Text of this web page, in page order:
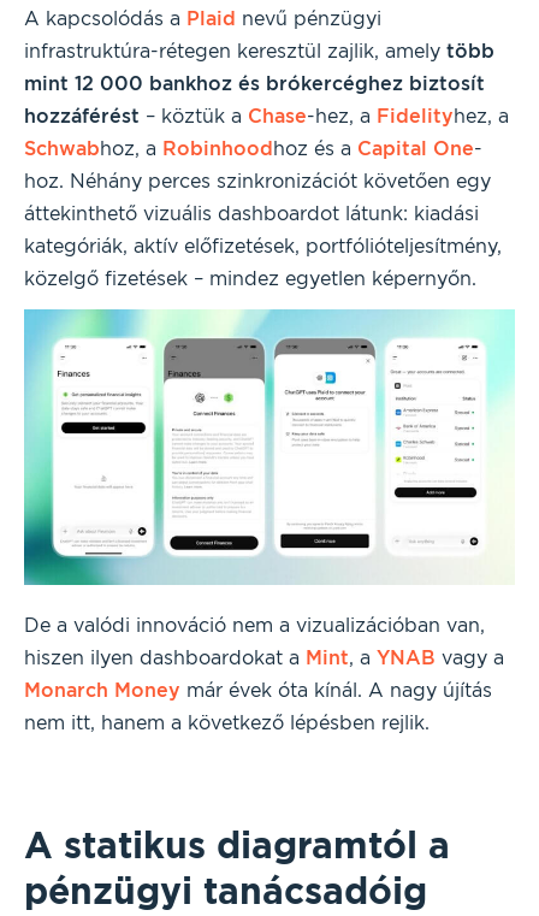
A kapcsolódás a Plaid nevű pénzügyi
infrastruktúra-rétegen keresztül zajlik, amely több
mint 12 000 bankhoz és brókercéghez biztosít
hozzáférést – köztük a Chase-hez, a Fidelityhez, a
Schwabhoz, a Robinhoodhoz és a Capital One-
hoz. Néhány perces szinkronizációt követően egy
áttekinthető vizuális dashboardot látunk: kiadási
kategóriák, aktív előfizetések, portfólióteljesítmény,
közelgő fizetések – mindez egyetlen képernyőn.
De a valódi innováció nem a vizualizációban van,
hiszen ilyen dashboardokat a Mint, a YNAB vagy a
Monarch Money már évek óta kínál. A nagy újítás
nem itt, hanem a következő lépésben rejlik.
A statikus diagramtól a
pénzügyi tanácsadóig